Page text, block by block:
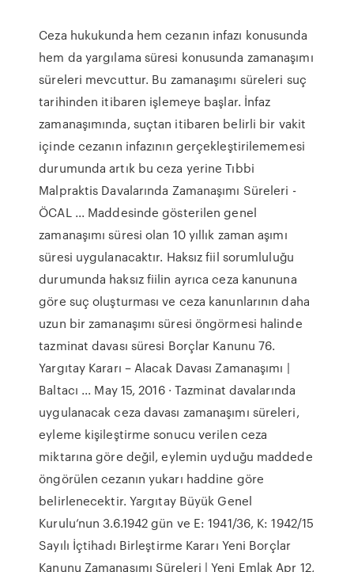
Ceza hukukunda hem cezanın infazı konusunda
hem da yargılama süresi konusunda zamanaşımı
süreleri mevcuttur. Bu zamanaşımı süreleri suç
tarihinden itibaren işlemeye başlar. İnfaz
zamanaşımında, suçtan itibaren belirli bir vakit
içinde cezanın infazının gerçekleştirilememesi
durumunda artık bu ceza yerine Tıbbi
Malpraktis Davalarında Zamanaşımı Süreleri -
ÖCAL ... Maddesinde gösterilen genel
zamanaşımı süresi olan 10 yıllık zaman aşımı
süresi uygulanacaktır. Haksız fiil sorumluluğu
durumunda haksız fiilin ayrıca ceza kanununa
göre suç oluşturması ve ceza kanunlarının daha
uzun bir zamanaşımı süresi öngörmesi halinde
tazminat davası süresi Borçlar Kanunu 76.
Yargıtay Kararı – Alacak Davası Zamanaşımı |
Baltacı ... May 15, 2016 · Tazminat davalarında
uygulanacak ceza davası zamanaşımı süreleri,
eyleme kişileştirme sonucu verilen ceza
miktarına göre değil, eylemin uyduğu maddede
öngörülen cezanın yukarı haddine göre
belirlenecektir. Yargıtay Büyük Genel
Kurulu’nun 3.6.1942 gün ve E: 1941/36, K: 1942/15
Sayılı İçtihadı Birleştirme Kararı Yeni Borçlar
Kanunu Zamanaşımı Süreleri | Yeni Emlak Apr 12,